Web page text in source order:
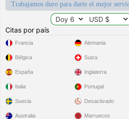
Trabajamos duro para darte el mejor
Citas por país
Francia
Bélgica
España
Italia
Suecia
Alemania
Suiza
Inglaterra
Portugal
Desactivado
Australia Marruecos